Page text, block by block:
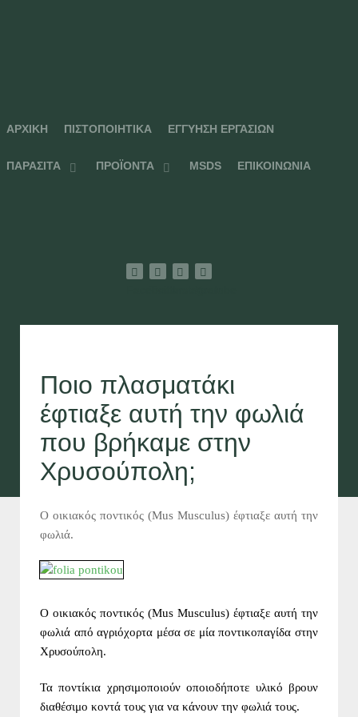
ΑΡΧΙΚΉ ΠΙΣΤΟΠΟΙΗΤΙΚΆ ΕΓΓΎΗΣΗ ΕΡΓΑΣΙΏΝ
ΠΑΡΆΣΙΤΑ ΠΡΟΪΌΝΤΑ MSDS ΕΠΙΚΟΙΝΩΝΊΑ
Ποιο πλασματάκι
έφτιαξε αυτή την φωλιά
που βρήκαμε στην
Χρυσούπολη;
Ο οικιακός ποντικός (Mus Musculus) έφτιαξε αυτή την
φωλιά.
Ο οικιακός ποντικός (Mus Musculus) έφτιαξε αυτή την
φωλιά από αγριόχορτα μέσα σε μία ποντικοπαγίδα στην
Χρυσούπολη.
Τα ποντίκια χρησιμοποιούν οποιοδήποτε υλικό βρουν
διαθέσιμο κοντά τους για να κάνουν την φωλιά τους.